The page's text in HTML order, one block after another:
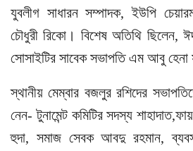
যুবলীগ সাধারন সম্পাদক, ইউপি
চৌধুরী রিকো। বিশেষ অতিথি ছিলেন,
সোসাইটির সাবেক সভাপতি এম আবু হেনা
স্থানীয় মেম্বার বজলুর রশিদের
নেন- টুনামেন্ট কমিটির সদস্য
হুদা, সমাজ সেবক আবদু রহমান,